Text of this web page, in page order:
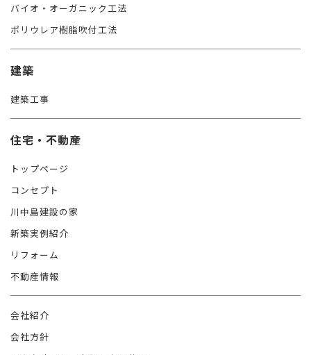
バイオ・オーガニック工法
ポリウレア樹脂吹付工法
建築
建築工事
住宅・不動産
トップページ
コンセプト
川中島建設の家
新築実例紹介
リフォーム
不動産情報
会社紹介
会社方針